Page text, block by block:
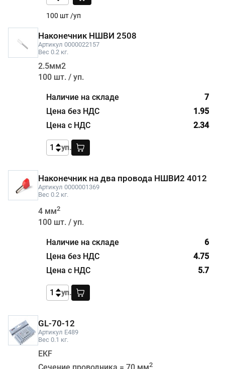
100 шт /уп
Наконечник НШВИ 2508
Артикул 0000022157
Вес 0.2 кг.
2.5мм2
100 шт. / уп.
7
1.95
2.34
уп.
Наконечник на два провода НШВИ2 4012
Артикул 0000001369
Вес 0.2 кг.
4 мм2
100 шт. / уп.
6
4.75
5.7
уп.
GL-70-12
Артикул E489
Вес 0.1 кг.
EKF
2